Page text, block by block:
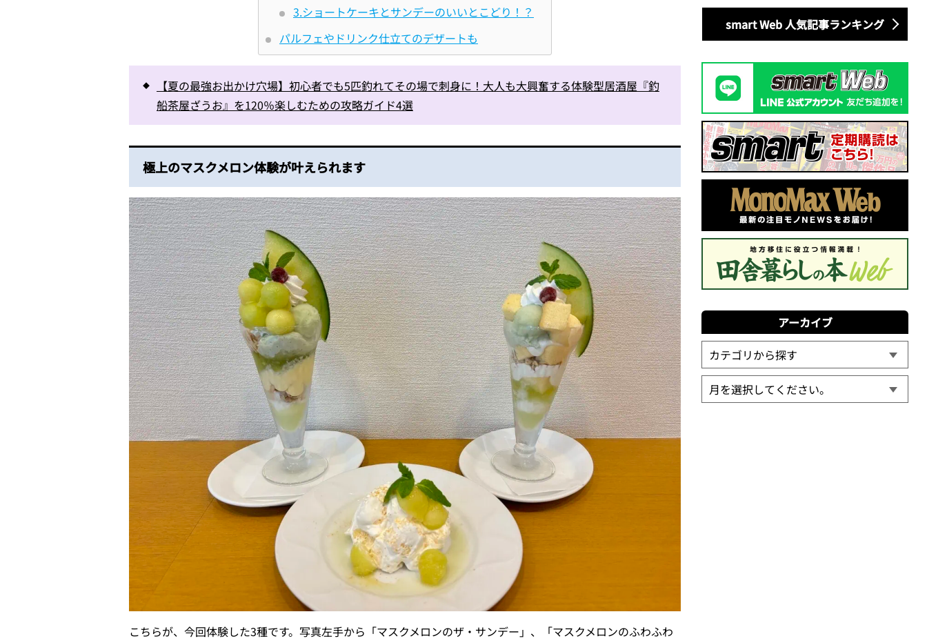
3.ショートケーキとサンデーのいいとこどり！？
パルフェやドリンク仕立てのデザートも
【夏の最強お出かけ穴場】初心者でも5匹釣れてその場で刺身に！大人も大興奮する体験型居酒屋『釣
船茶屋ざうお』を120％楽しむための攻略ガイド4選
極上のマスクメロン体験が叶えられます
こちらが、今回体験した3種です。写真左手から「マスクメロンのザ・サンデー」、「マスクメロンのふわふわ
smart Web 人気記事ランキング
アーカイブ